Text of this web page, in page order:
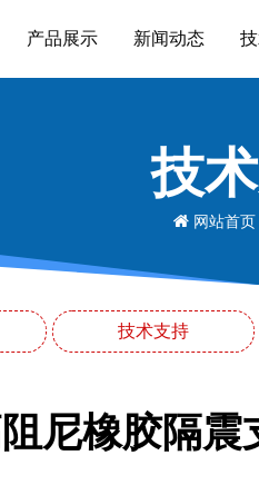
产品展示 新闻动态
技
网站首页
技术支持
尼橡胶隔